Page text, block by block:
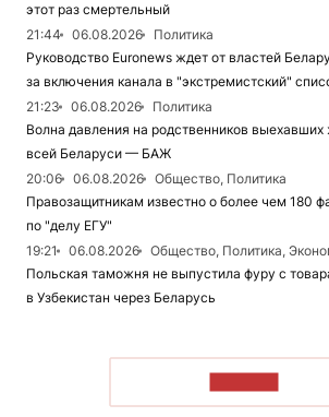
этот раз смертельный
21:44
06.08.2026
Политика
Руководство Euronews ждет от властей
за включения канала в "экстремистский"
21:23
06.08.2026
Политика
Волна давления на родственников
всей Беларуси — БАЖ
20:06
06.08.2026
Общество, Политика
Правозащитникам известно о более чем 180
по "делу ЕГУ"
19:21
06.08.2026
Общество, Политика,
Польская таможня не выпустила фуру с
в Узбекистан через Беларусь